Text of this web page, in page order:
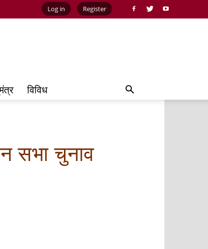
Log in Register
विविध
सभा चुनाव